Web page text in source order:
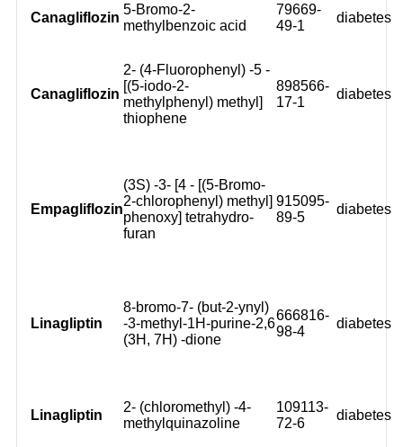
Canagliflozin
5-Bromo-2-
methylbenzoic acid
79669-
49-1
diabetes
Canagliflozin
2- (4-Fluorophenyl) -5 -
[(5-iodo-2-
methylphenyl) methyl]
thiophene
898566-
17-1
diabetes
Empagliflozin
(3S) -3- [4 - [(5-Bromo-
2-chlorophenyl) methyl]
phenoxy] tetrahydro-
furan
915095-
89-5
diabetes
Linagliptin
8-bromo-7- (but-2-ynyl)
-3-methyl-1H-purine-2,6
(3H, 7H) -dione
666816-
98-4
diabetes
Linagliptin
2- (chloromethyl) -4-
methylquinazoline
109113-
72-6
diabetes